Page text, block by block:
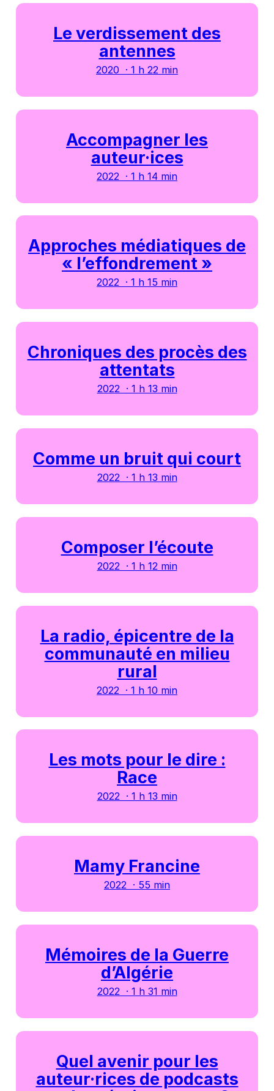
Le verdissement des
antennes
2020 · 1 h 22 min
Accompagner les
auteur·ices
2022 · 1 h 14 min
Approches médiatiques de
« l’effondrement »
2022 · 1 h 15 min
Chroniques des procès des
attentats
2022 · 1 h 13 min
Comme un bruit qui court
2022 · 1 h 13 min
Composer l’écoute
2022 · 1 h 12 min
La radio, épicentre de la
communauté en milieu
rural
2022 · 1 h 10 min
Les mots pour le dire :
Race
2022 · 1 h 13 min
Mamy Francine
2022 · 55 min
Mémoires de la Guerre
d’Algérie
2022 · 1 h 31 min
Quel avenir pour les
auteur·rices de podcasts